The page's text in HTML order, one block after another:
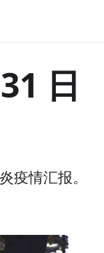
日
疫情汇报。